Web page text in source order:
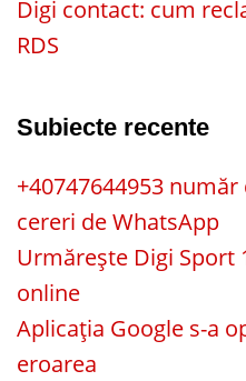
Digi contact: cum
RDS
Subiecte recente
+40747644953
cereri de WhatsApp
Urmărește Digi Sport
online
Aplicația Google s-a
eroarea